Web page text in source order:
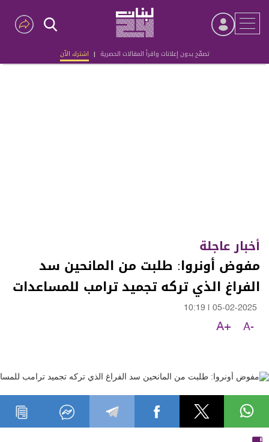
تصفّح بدون إعلانات واقرأ المقالات الحصرية | اشترك الآن
Advertisement
أخبار عاجلة
مفوض أونروا: طلبت من المانحين سد
الفراغ الذي تركه تجميد ترامب للمساعدات
05-02-2025
10:19
A-
A+